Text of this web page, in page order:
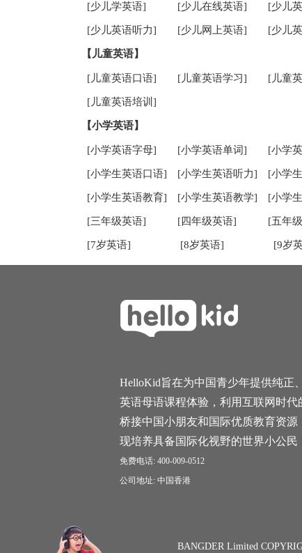
[少儿学英语] [少儿在线英语] [少儿
[少儿英语听力] [少儿网上英语] [少儿
【儿童英语】
[儿童英语口语] [儿童英语学习] [儿童
[儿童英语培训]
【小学英语】
[小学英语字母] [小学英语单词] [小学
[小学生英语口语] [小学生英语听力] [小学
[小学生英语教育] [小学生英语教学] [小学
[三年级英语] [四年级英语] [五年
[7岁英语] [8岁英语] [9岁
HelloKid旨在为中国青少年提供纯正
英语母语课程体验，利用互联网时代
桥接中国小朋友和国际优质教育资源
现培养具备国际化视野的世界小公民
免费电话: 400-009-0512
公司地址: 中国香港
BANGDER Limited